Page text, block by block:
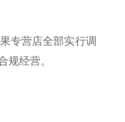
专营店全部实行调
规经营。